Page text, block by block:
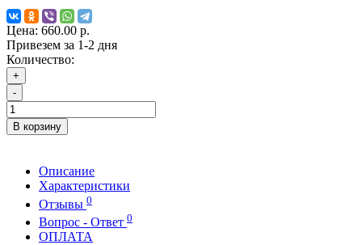
Цена: 660.00 р.
Привезем за 1-2 дня
Количество:
+
-
В корзину
Описание
Характеристики
Отзывы 0
Вопрос - Ответ 0
ОПЛАТА